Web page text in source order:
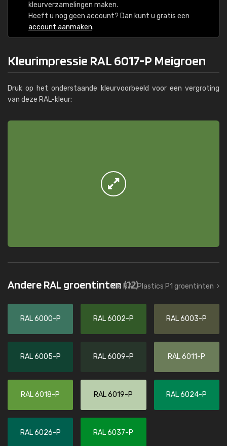
kleurverzamelingen maken.
Heeft u nog geen account? Dan kunt u gratis een
account aanmaken.
Kleurimpressie RAL 6017-P Meigroen
Druk op het onderstaande kleurvoorbeeld voor een vergroting
van deze RAL-kleur:
Andere RAL groentinten(12)
alle RAL Plastics P1 groentinten
RAL 6000-P RAL 6002-P RAL 6003-P
RAL 6005-P RAL 6009-P RAL 6011-P
RAL 6018-P RAL 6019-P RAL 6024-P
RAL 6026-P RAL 6037-P